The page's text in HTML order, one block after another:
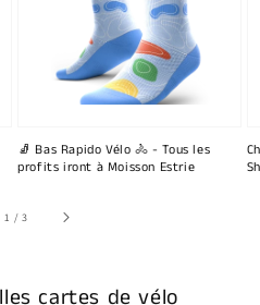
🧦 Bas Rapido Vélo 🚴 - Tous les
profits iront à Moisson Estrie
1 /sur
3
cartes de vélo